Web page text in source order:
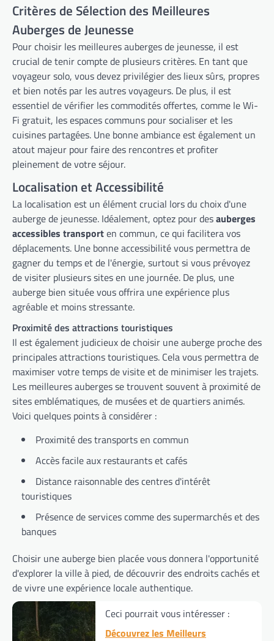
Critères de Sélection des Meilleures
Auberges de Jeunesse
Pour choisir les meilleures auberges de jeunesse, il est
crucial de tenir compte de plusieurs critères. En tant que
voyageur solo, vous devez privilégier des lieux sûrs, propres
et bien notés par les autres voyageurs. De plus, il est
essentiel de vérifier les commodités offertes, comme le Wi-
Fi gratuit, les espaces communs pour socialiser et les
cuisines partagées. Une bonne ambiance est également un
atout majeur pour faire des rencontres et profiter
pleinement de votre séjour.
Localisation et Accessibilité
La localisation est un élément crucial lors du choix d'une
auberge de jeunesse. Idéalement, optez pour desauberges
accessibles transporten commun, ce qui facilitera vos
déplacements. Une bonne accessibilité vous permettra de
gagner du temps et de l'énergie, surtout si vous prévoyez
de visiter plusieurs sites en une journée. De plus, une
auberge bien située vous offrira une expérience plus
agréable et moins stressante.
Proximité des attractions touristiques
Il est également judicieux de choisir une auberge proche des
principales attractions touristiques. Cela vous permettra de
maximiser votre temps de visite et de minimiser les trajets.
Les meilleures auberges se trouvent souvent à proximité de
sites emblématiques, de musées et de quartiers animés.
Voici quelques points à considérer :
Proximité des transports en commun
Accès facile aux restaurants et cafés
Distance raisonnable des centres d'intérêt
touristiques
Présence de services comme des supermarchés et des
banques
Choisir une auberge bien placée vous donnera l'opportunité
d'explorer la ville à pied, de découvrir des endroits cachés et
de vivre une expérience locale authentique.
Ceci pourrait vous intéresser :
Découvrez les Meilleurs